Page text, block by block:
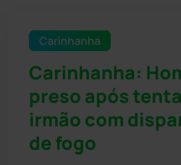
Carinhanha
Carinhanha:
preso após
irmão com
de fogo